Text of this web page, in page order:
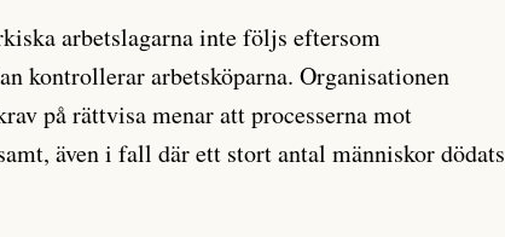
arbetslagarna inte följs eftersom
kontrollerar arbetsköparna. Organisationen
på rättvisa menar att processerna mot
även i fall där ett stort antal människor dödats